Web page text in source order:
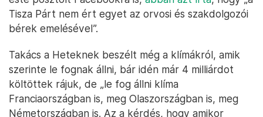
Tisza Párt nem ért egyet az orvosi és szakdolgozói
bérek emelésével”.
Takács a Heteknek beszélt még a klímákról, amik
szerinte le fognak állni, bár idén már 4 milliárdot
költöttek rájuk, de „le fog állni klíma
Franciaországban is, meg Olaszországban is, meg
Németországban is. Az a kérdés, hogy amikor